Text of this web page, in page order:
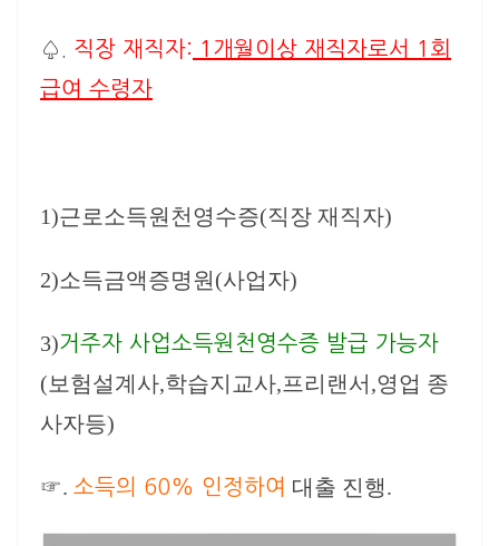
♤. 직장 재직자: 1개월이상 재직자로서 1회
급여 수령자
1)근로소득원천영수증(직장 재직자)
2)소득금액증명원(사업자)
3)거주자 사업소득원천영수증 발급 가능자
(보험설계사,학습지교사,프리랜서,영업 종
사자등)
☞. 소득의 60% 인정하여 대출 진행.